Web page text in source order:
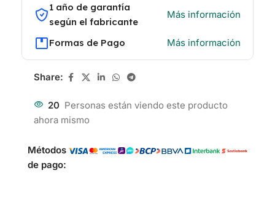
1 año de garantía
según el fabricante
Más información
Formas de Pago Más información
Share:
20 Personas están viendo este producto
ahora mismo
Métodos
de pago: